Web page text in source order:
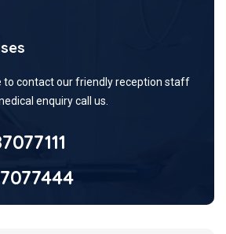
to contact our friendly reception staff
enquiry call us.